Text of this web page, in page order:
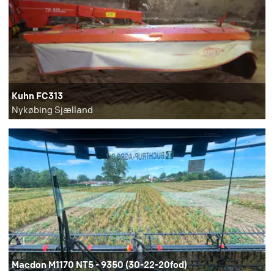
Kuhn FC313
Nykøbing Sjælland
Macdon M1170 NT5 - 9350 (30-22-20fod)